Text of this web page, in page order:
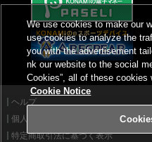
ヘルプ
個人情報等保護方針
特定商取引法に基づく表示
We use cookies to make our
use cookies to analyze the
you with the advertisement
nk our website to the social
Cookies”, all of these
Cookie Notice